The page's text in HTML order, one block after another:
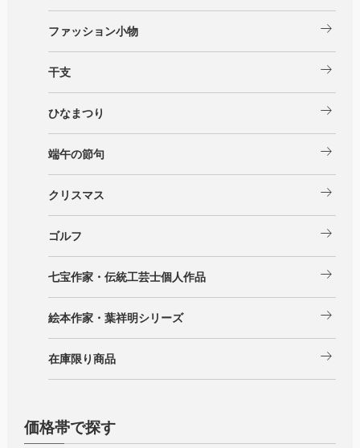
ファッション小物 arrow_right_alt
干支 arrow_right_alt
ひなまつり arrow_right_alt
端午の節句 arrow_right_alt
クリスマス arrow_right_alt
ゴルフ arrow_right_alt
七宝作家・伝統工芸士個人作品 arrow_right_alt
絵本作家・葉祥明シリーズ arrow_right_alt
在庫限り商品 arrow_right_alt
価格帯で探す